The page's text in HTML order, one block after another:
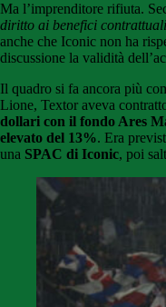
Ma l’imprenditore rifiuta.
diritto ai benefici
anche che Iconic non ha
discussione la validità
Il quadro si fa ancora più
Lione, Textor aveva
dollari con il fondo Ares
elevato del 13%. Era
una SPAC di Iconic, poi